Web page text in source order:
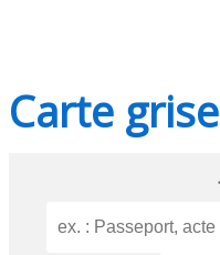
Carte grise